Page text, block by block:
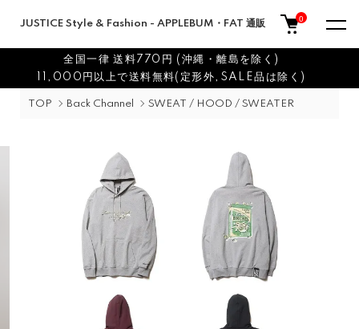
JUSTICE Style & Fashion - APPLEBUM・FAT 通販 0
全国一律 送料770円 (沖縄・離島を除く)
11,000円以上で送料無料(定形外,SALE品は除く)
TOP Back Channel SWEAT / HOOD / SWEATER